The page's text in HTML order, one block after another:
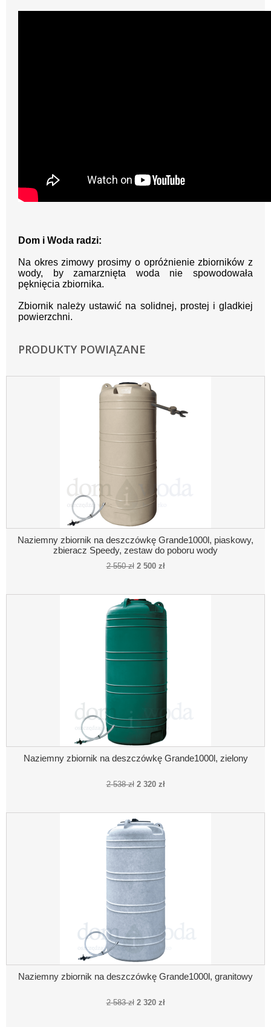
Dom i Woda radzi:
Na okres zimowy prosimy o opróżnienie zbiorników z
wody, by zamarznięta woda nie spowodowała
pęknięcia zbiornika.
Zbiornik należy ustawić na solidnej, prostej i gladkiej
powierzchni.
PRODUKTY POWIĄZANE
Naziemny zbiornik na deszczówkę Grande1000l, piaskowy,
zbieracz Speedy, zestaw do poboru wody
2 550 zł 2 500 zł
Naziemny zbiornik na deszczówkę Grande1000l, zielony
2 538 zł 2 320 zł
Naziemny zbiornik na deszczówkę Grande1000l, granitowy
2 583 zł 2 320 zł